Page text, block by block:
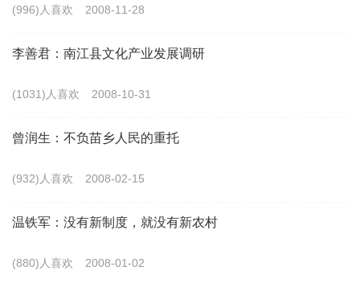
能会到大城市，但是县域的流动或者是返乡可能就是在县
城，侧重于就地城市化或者说境域的流动增加，这是对人口
平。城镇人口从现在的9.5亿不到，到未来的10亿左右，乡
因为重要的人口或者说有红利的人口都进入到城市，对乡村
(996)人喜欢 2008-11-28
李善君：南江县文化产业发展调研
(1031)人喜欢 2008-10-31
曾润生：不负苗乡人民的重托
(932)人喜欢 2008-02-15
温铁军：没有新制度，就没有新农村
(880)人喜欢 2008-01-02